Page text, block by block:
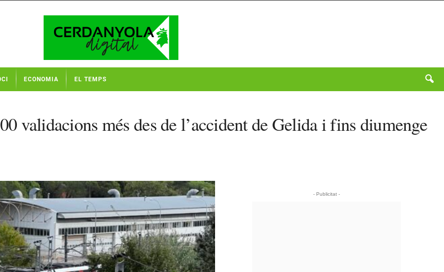
ECONOMIA EL TEMPS
validacions més des de l’accident de Gelida i fins diumenge
- Publicitat -